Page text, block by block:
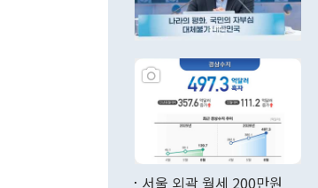
서울 외곽 월세 200만원